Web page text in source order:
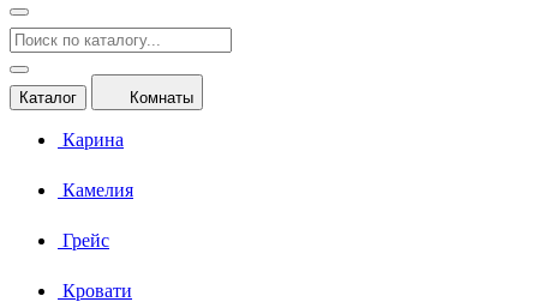
Каталог Комнаты
Карина
Камелия
Грейс
Кровати